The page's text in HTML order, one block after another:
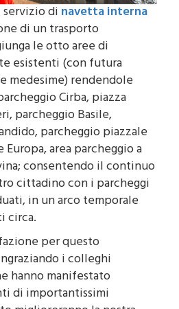
dinavetta interna
di un trasporto
le otto aree di
esistenti (con futura
medesime) rendendole
Cirba, piazza
parcheggio Basile,
parcheggio piazzale
area parcheggio a
consentendo il continuo
cittadino con i parcheggi
in un arco temporale
circa.
per questo
i colleghi
hanno manifestato
di importantissimi